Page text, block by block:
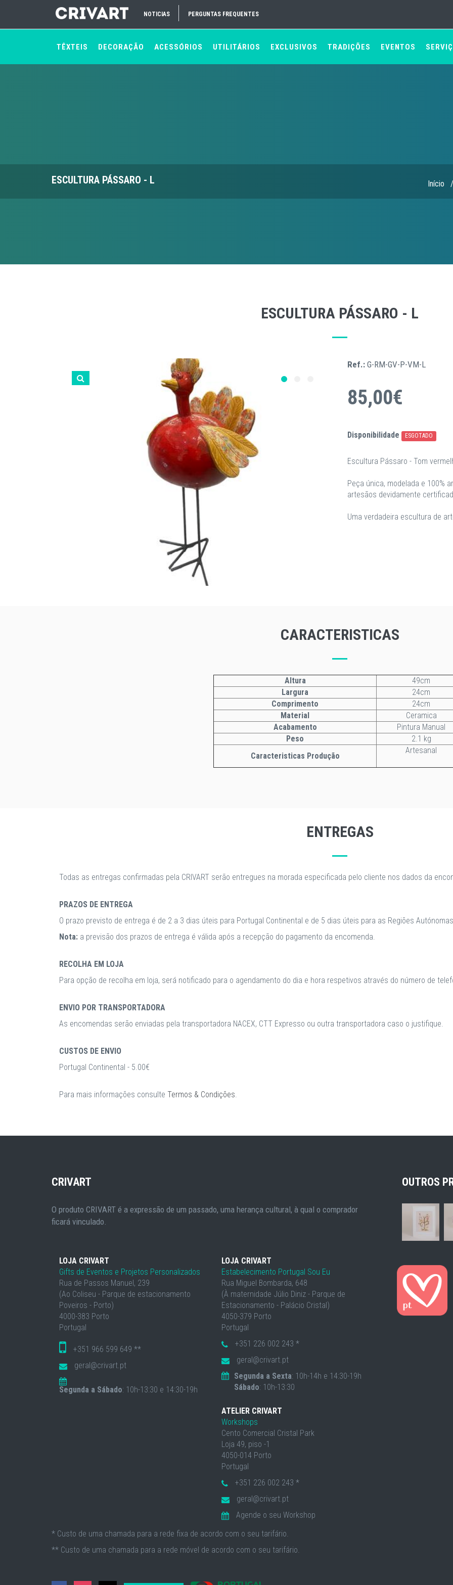
NOTICIAS PERGUNTAS FREQUENTES
TÊXTEIS DECORAÇÃO ACESSÓRIOS UTILITÁRIOS EXCLUSIVOS TRADIÇÕES EVENTOS
ESCULTURA PÁSSARO - L Início /
ESCULTURA PÁSSARO - L
Ref.: G-RM-GV-P-VM-L
85,00€
Disponibilidade ESGOTADO
Escultura Pássaro - Tom
Peça única, modelada e 100%
artesãos devidamente
Uma verdadeira escultura de
CARACTERISTICAS
Altura
49cm
Largura
24cm
Comprimento
24cm
Material
Ceramica
Acabamento
Pintura Manual
Peso
2.1 kg
Caracteristicas Produção
Artesanal
ENTREGAS
Todas as entregas confirmadas pela CRIVART serão entregues na morada especificada pelo cliente nos dados da
PRAZOS DE ENTREGA
O prazo previsto de entrega é de 2 a 3 dias úteis para Portugal Continental e de 5 dias úteis para as Regiões
Nota: a previsão dos prazos de entrega é válida após a recepção do pagamento da encomenda.
RECOLHA EM LOJA
Para opção de recolha em loja, será notificado para o agendamento do dia e hora respetivos através do número de
ENVIO POR TRANSPORTADORA
As encomendas serão enviadas pela transportadora NACEX, CTT Expresso ou outra transportadora caso o justifique.
CUSTOS DE ENVIO
Portugal Continental - 5.00€
Para mais informações consulte Termos & Condições.
CRIVART
O produto CRIVART é a expressão de um passado, uma herança cultural, à qual o comprador
ficará vinculado.
LOJA CRIVART
Gifts de Eventos e Projetos Personalizados
Rua de Passos Manuel, 239
(Ao Coliseu - Parque de estacionamento
Poveiros - Porto)
4000-383 Porto
Portugal
+351 966 599 649 **
geral@crivart.pt
Segunda a Sábado: 10h-13:30 e 14:30-19h
LOJA CRIVART
Estabelecimento Portugal Sou Eu
Rua Miguel Bombarda, 648
(À maternidade Júlio Diniz - Parque de
Estacionamento - Palácio Cristal)
4050-379 Porto
Portugal
+351 226 002 243 *
geral@crivart.pt
Segunda a Sexta: 10h-14h e 14:30-19h
Sábado: 10h-13:30
ATELIER CRIVART
Workshops
Cento Comercial Cristal Park
Loja 49, piso -1
4050-014 Porto
Portugal
+351 226 002 243 *
geral@crivart.pt
Agende o seu Workshop
OUTROS
* Custo de uma chamada para a rede fixa de acordo com o seu tarifário.
** Custo de uma chamada para a rede móvel de acordo com o seu tarifário.